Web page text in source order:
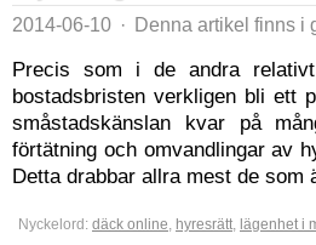
2014-06-10 · Denna artikel finns i
Precis som i de andra
bostadsbristen verkligen bli ett
småstadskänslan kvar på
förtätning och omvandlingar av
Detta drabbar allra mest de
Nyckelord: däck online, hyresrätt, lägenhet i